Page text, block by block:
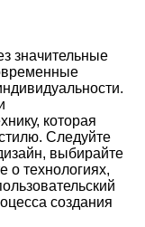
значительные
которая
Следуйте
выбирайте
о технологиях,
создания